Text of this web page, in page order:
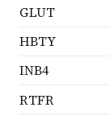
GLUT
HBTY
INB4
RTFR